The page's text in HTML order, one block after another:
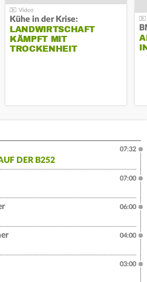
Kühe in der Krise:
LANDWIRTSCHAFT
KÄMPFT MIT
TROCKENHEIT
DER B252
07:32
07:00
06:00
04:00
03:00